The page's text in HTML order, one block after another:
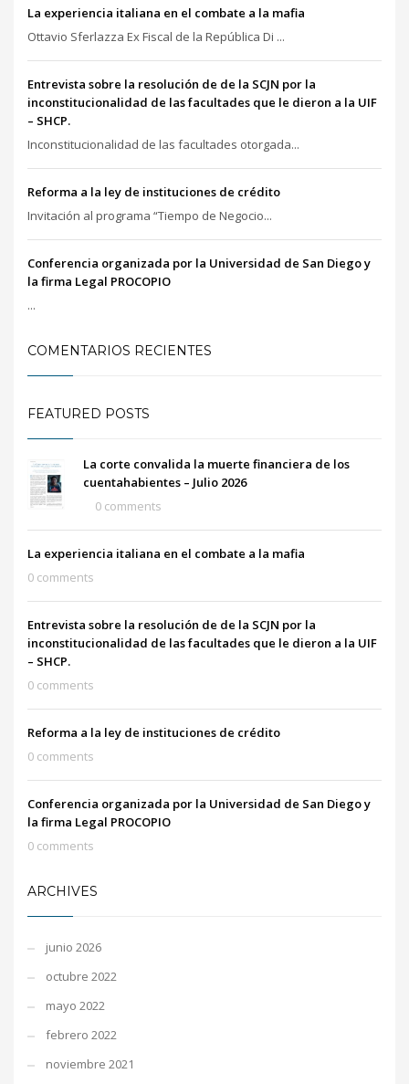
La experiencia italiana en el combate a la mafia
Ottavio Sferlazza Ex Fiscal de la República Di ...
Entrevista sobre la resolución de de la SCJN por la
inconstitucionalidad de las facultades que le dieron a la UIF
– SHCP.
Inconstitucionalidad de las facultades otorgada...
Reforma a la ley de instituciones de crédito
Invitación al programa “Tiempo de Negocio...
Conferencia organizada por la Universidad de San Diego y
la firma Legal PROCOPIO
...
COMENTARIOS RECIENTES
FEATURED POSTS
La corte convalida la muerte financiera de los
cuentahabientes – Julio 2026
0 comments
La experiencia italiana en el combate a la mafia
0 comments
Entrevista sobre la resolución de de la SCJN por la
inconstitucionalidad de las facultades que le dieron a la UIF
– SHCP.
0 comments
Reforma a la ley de instituciones de crédito
0 comments
Conferencia organizada por la Universidad de San Diego y
la firma Legal PROCOPIO
0 comments
ARCHIVES
junio 2026
octubre 2022
mayo 2022
febrero 2022
noviembre 2021